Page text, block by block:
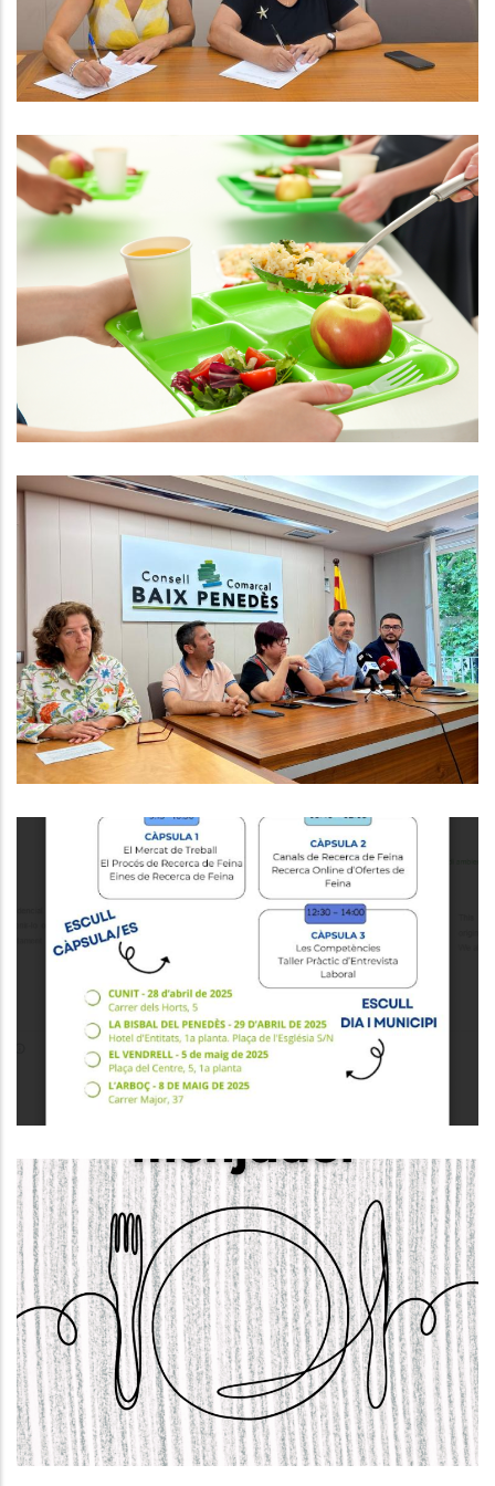
S. socials
El Consell Comarcal Del Baix
Penedès Gestionarà Dos Nous
Menjadors Escolars El Curs 2025-
2026
Educació
El Consell Comarcal Impulsa Un
Projecte Pioner Per Reduir El
Malbaratament Alimentari Als
Menjadors Escolars Del Baix
Penedès
Altres
Educació
Formacions Del Programa Orienta
Educació
Ocupació
El Dia 22 D’abril S’obrirà El Termini
Per Sol·licitar Els Ajuts De
Menjador Escolar Per Al Curs 2025-
2026.
Educació
S. socials